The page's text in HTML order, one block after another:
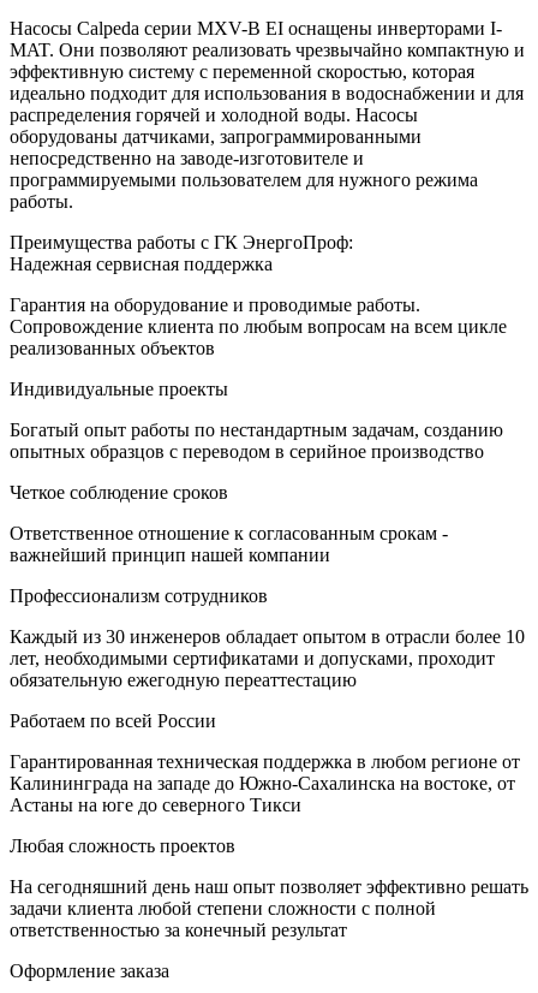
Насосы Calpeda серии MXV-B EI оснащены инверторами I-
MAT. Они позволяют реализовать чрезвычайно компактную и
эффективную систему с переменной скоростью, которая
идеально подходит для использования в водоснабжении и для
распределения горячей и холодной воды. Насосы
оборудованы датчиками, запрограммированными
непосредственно на заводе-изготовителе и
программируемыми пользователем для нужного режима
работы.
Преимущества работы с ГК ЭнергоПроф:
Надежная сервисная поддержка
Гарантия на оборудование и проводимые работы.
Сопровождение клиента по любым вопросам на всем цикле
реализованных объектов
Индивидуальные проекты
Богатый опыт работы по нестандартным задачам, созданию
опытных образцов с переводом в серийное производство
Четкое соблюдение сроков
Ответственное отношение к согласованным срокам -
важнейший принцип нашей компании
Профессионализм сотрудников
Каждый из 30 инженеров обладает опытом в отрасли более 10
лет, необходимыми сертификатами и допусками, проходит
обязательную ежегодную переаттестацию
Работаем по всей России
Гарантированная техническая поддержка в любом регионе от
Калининграда на западе до Южно-Сахалинска на востоке, от
Астаны на юге до северного Тикси
Любая сложность проектов
На сегодняшний день наш опыт позволяет эффективно решать
задачи клиента любой степени сложности с полной
ответственностью за конечный результат
Оформление заказа